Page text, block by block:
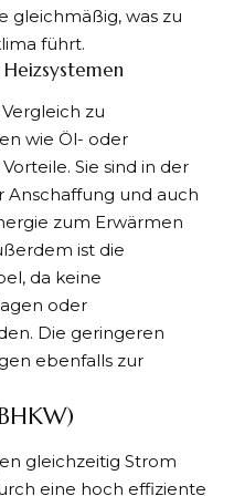
gleichmäßig, was zu
führt.
zu
wie Öl- oder
Sie sind in der
Anschaffung und auch
zum Erwärmen
ist die
da keine
oder
Die geringeren
ebenfalls zur
gleichzeitig Strom
eine hoch effiziente